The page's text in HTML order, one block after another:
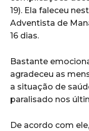
19). Ela faleceu
Adventista de
16 dias.
Bastante
agradeceu as
a situação de
paralisado nos
De acordo com